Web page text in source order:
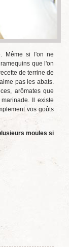
Même si l'on ne
que l'on
de terrine de
pas les abats.
arômates que
Il existe
vos goûts
moules si